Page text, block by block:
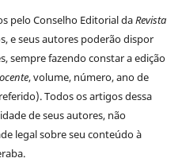
pelo Conselho Editorial daRevista
e seus autores poderão dispor
sempre fazendo constar a edição
, volume, número, ano de
Todos os artigos dessa
de seus autores, não
legal sobre seu conteúdo à